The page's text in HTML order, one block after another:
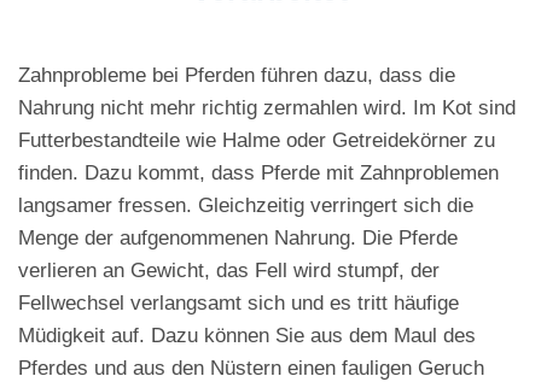
Zahnprobleme bei Pferden führen dazu, dass die
Nahrung nicht mehr richtig zermahlen wird. Im Kot sind
Futterbestandteile wie Halme oder Getreidekörner zu
finden. Dazu kommt, dass Pferde mit Zahnproblemen
langsamer fressen. Gleichzeitig verringert sich die
Menge der aufgenommenen Nahrung. Die Pferde
verlieren an Gewicht, das Fell wird stumpf, der
Fellwechsel verlangsamt sich und es tritt häufige
Müdigkeit auf. Dazu können Sie aus dem Maul des
Pferdes und aus den Nüstern einen fauligen Geruch